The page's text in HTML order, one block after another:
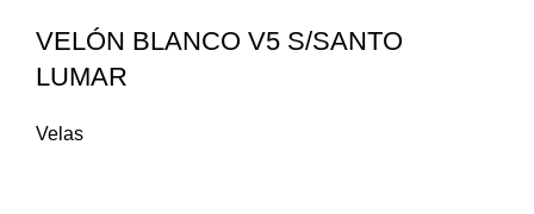
VELÓN BLANCO V5 S/SANTO
LUMAR
Velas